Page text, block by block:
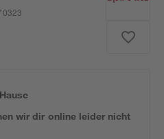
wir dir online leider nicht